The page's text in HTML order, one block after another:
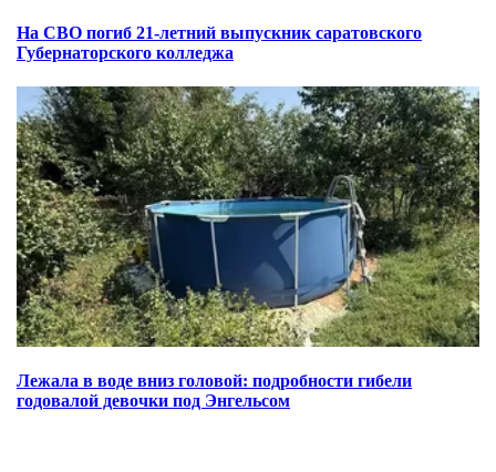
На СВО погиб 21-летний выпускник саратовского
Губернаторского колледжа
Лежала в воде вниз головой: подробности гибели
годовалой девочки под Энгельсом